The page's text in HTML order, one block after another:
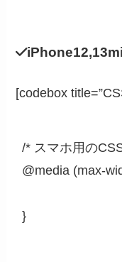
[codebox
/* スマホ用の
@media (max-
}